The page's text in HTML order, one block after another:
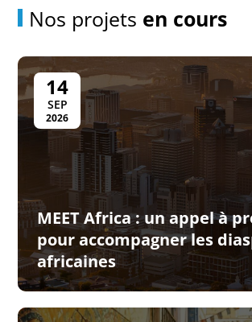
Nos projets en cours
14
SEP
2026
MEET Africa : un appel à
pour accompagner les
africaines